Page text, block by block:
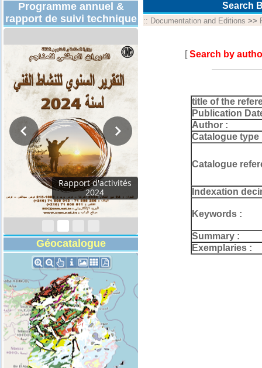
Programme annuel &
rapport de suivi technique
Programmes
Techniques 2026
Géocatalogue
Search
:: Documentation and Editions >>
[Search by
title of the
Publication
Author :
Catalogue type
Catalogue
Indexation
Keywords :
Summary :
Exemplaries :